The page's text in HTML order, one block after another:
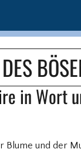
in Wort
Blume und der